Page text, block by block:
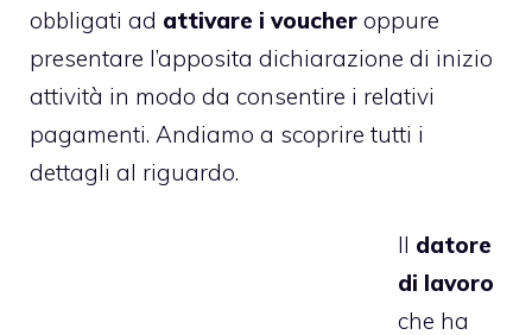
obbligati ad attivare i voucher oppure
presentare l’apposita dichiarazione di inizio
attività in modo da consentire i relativi
pagamenti. Andiamo a scoprire tutti i
dettagli al riguardo.
Il datore
di lavoro
che ha